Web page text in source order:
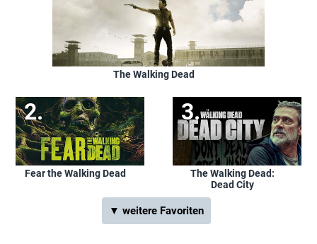
The Walking Dead
Fear the Walking Dead
The Walking Dead:
Dead City
▼ weitere Favoriten